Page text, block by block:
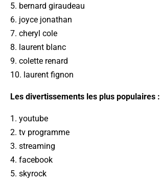
5. bernard giraudeau
6. joyce jonathan
7. cheryl cole
8. laurent blanc
9. colette renard
10. laurent fignon
Les divertissements les plus populaires :
1. youtube
2. tv programme
3. streaming
4. facebook
5. skyrock